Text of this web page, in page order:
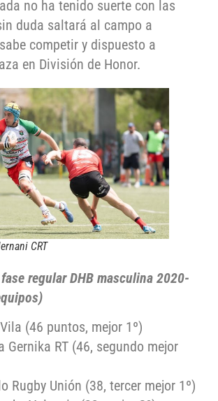
no ha tenido suerte con las
duda saltará al campo a
competir y dispuesto a
en División de Honor.
CRT
regular DHB masculina 2020-
(46 puntos, mejor 1º)
Gernika RT (46, segundo mejor
Rugby Unión (38, tercer mejor 1º)